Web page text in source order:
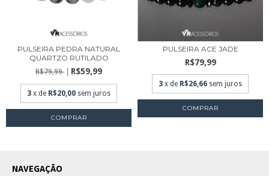
PULSEIRA PEDRA NATURAL
QUARTZO RUTILADO
R$79,99 R$59,99
3 x de R$20,00 sem juros
COMPRAR
PULSEIRA ACE JADE
R$79,99
3 x de R$26,66 sem juros
COMPRAR
NAVEGAÇÃO